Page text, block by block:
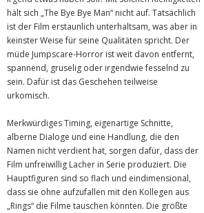
hält sich „The Bye Bye Man“ nicht auf. Tatsächlich
ist der Film erstaunlich unterhaltsam, was aber in
keinster Weise für seine Qualitäten spricht. Der
müde Jumpscare-Horror ist weit davon entfernt,
spannend, gruselig oder irgendwie fesselnd zu
sein. Dafür ist das Geschehen teilweise
urkomisch.
Merkwürdiges Timing, eigenartige Schnitte,
alberne Dialoge und eine Handlung, die den
Namen nicht verdient hat, sorgen dafür, dass der
Film unfreiwillig Lacher in Serie produziert. Die
Hauptfiguren sind so flach und eindimensional,
dass sie ohne aufzufallen mit den Kollegen aus
„Rings“ die Filme tauschen könnten. Die größte